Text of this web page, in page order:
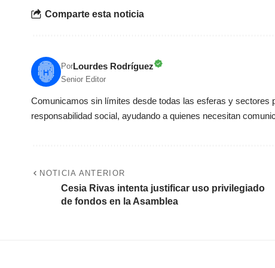
Comparte esta noticia
PorLourdes Rodríguez
Senior Editor
Comunicamos sin límites desde todas las esferas y
responsabilidad social, ayudando a quienes necesitan
NOTICIA ANTERIOR
Cesia Rivas intenta justificar uso privilegiado
de fondos en la Asamblea